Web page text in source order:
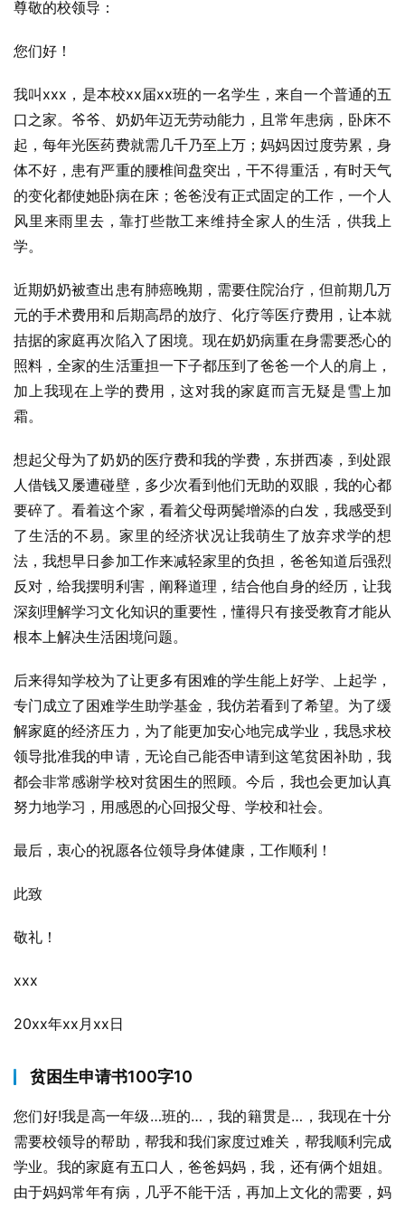
尊敬的校领导：
您们好！
我叫xxx，是本校xx届xx班的一名学生，来自一个普通的五
口之家。爷爷、奶奶年迈无劳动能力，且常年患病，卧床不
起，每年光医药费就需几千乃至上万；妈妈因过度劳累，身
体不好，患有严重的腰椎间盘突出，干不得重活，有时天气
的变化都使她卧病在床；爸爸没有正式固定的工作，一个人
风里来雨里去，靠打些散工来维持全家人的生活，供我上
学。
近期奶奶被查出患有肺癌晚期，需要住院治疗，但前期几万
元的手术费用和后期高昂的放疗、化疗等医疗费用，让本就
拮据的家庭再次陷入了困境。现在奶奶病重在身需要悉心的
照料，全家的生活重担一下子都压到了爸爸一个人的肩上，
加上我现在上学的费用，这对我的家庭而言无疑是雪上加
霜。
想起父母为了奶奶的医疗费和我的学费，东拼西凑，到处跟
人借钱又屡遭碰壁，多少次看到他们无助的双眼，我的心都
要碎了。看着这个家，看着父母两鬓增添的白发，我感受到
了生活的不易。家里的经济状况让我萌生了放弃求学的想
法，我想早日参加工作来减轻家里的负担，爸爸知道后强烈
反对，给我摆明利害，阐释道理，结合他自身的经历，让我
深刻理解学习文化知识的重要性，懂得只有接受教育才能从
根本上解决生活困境问题。
后来得知学校为了让更多有困难的学生能上好学、上起学，
专门成立了困难学生助学基金，我仿若看到了希望。为了缓
解家庭的经济压力，为了能更加安心地完成学业，我恳求校
领导批准我的申请，无论自己能否申请到这笔贫困补助，我
都会非常感谢学校对贫困生的照顾。今后，我也会更加认真
努力地学习，用感恩的心回报父母、学校和社会。
最后，衷心的祝愿各位领导身体健康，工作顺利！
此致
敬礼！
xxx
20xx年xx月xx日
贫困生申请书100字10
您们好!我是高一年级…班的…，我的籍贯是…，我现在十分
需要校领导的帮助，帮我和我们家度过难关，帮我顺利完成
学业。我的家庭有五口人，爸爸妈妈，我，还有俩个姐姐。
由于妈妈常年有病，几乎不能干活，再加上文化的需要，妈